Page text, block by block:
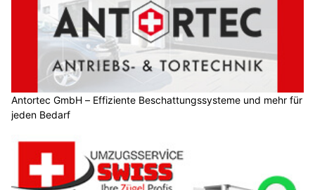
Antortec GmbH – Effiziente Beschattungssysteme und mehr für
jeden Bedarf